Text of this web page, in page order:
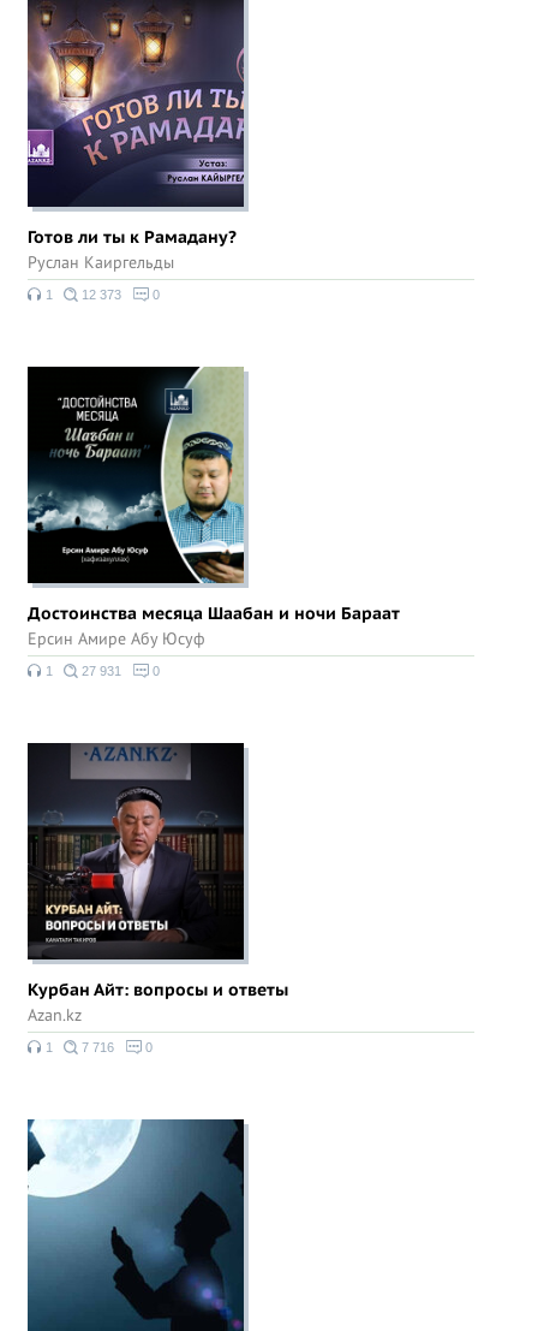
Готов ли ты к Рамадану?
Руслан Каиргельды
1 12 373 0
Достоинства месяца Шаабан и ночи Бараат
Ерсин Амире Абу Юсуф
1 27 931 0
Курбан Айт: вопросы и ответы
Azan.kz
1 7 716 0